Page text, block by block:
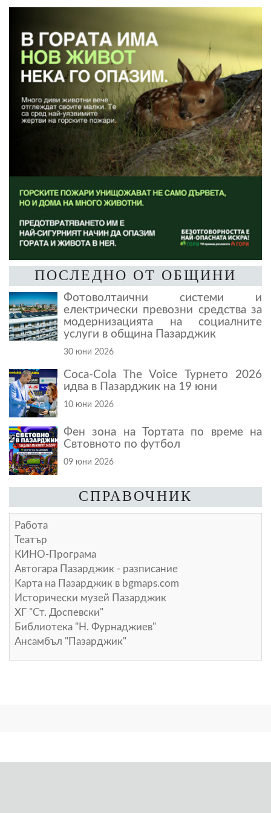
ПОСЛЕДНО ОТ ОБЩИНИ
Фотоволтаични системи и
електрически превозни средства за
модернизацията на социалните
услуги в община Пазарджик
30 юни 2026
Coca-Cola The Voice Турнето 2026
идва в Пазарджик на 19 юни
10 юни 2026
Фен зона на Тортата по време на
Свтовното по футбол
09 юни 2026
СПРАВОЧНИК
Работа
Театър
КИНО-Програма
Автогара Пазарджик - разписание
Карта на Пазарджик в bgmaps.com
Исторически музей Пазарджик
ХГ "Ст. Доспевски"
Библиотека "Н. Фурнаджиев"
Ансамбъл "Пазарджик"